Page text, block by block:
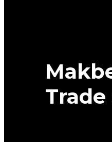
Trade